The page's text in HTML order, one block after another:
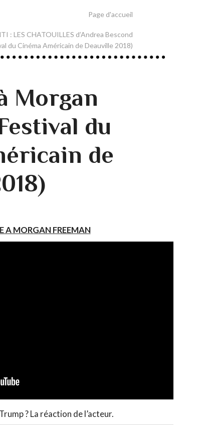
Page d'accueil
: LES CHATOUILLES d’Andrea Bescond
du Cinéma Américain de Deauville 2018)
Morgan
du
de
A MORGAN FREEMAN
? La réaction de l’acteur.